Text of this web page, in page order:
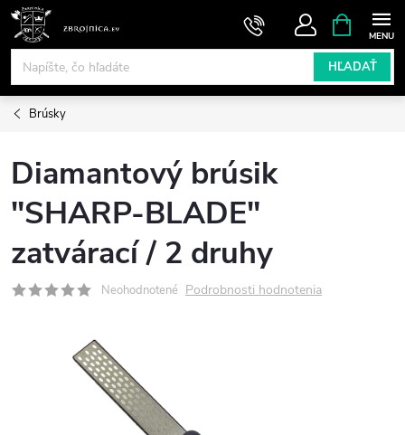
Prejsť
obsah
HĽADAŤ
KOŠÍK
Brúsky
Diamantový brúsik
"SHARP-BLADE"
zatvárací / 2 druhy
Neohodnotené Podrobnosti hodnotenia